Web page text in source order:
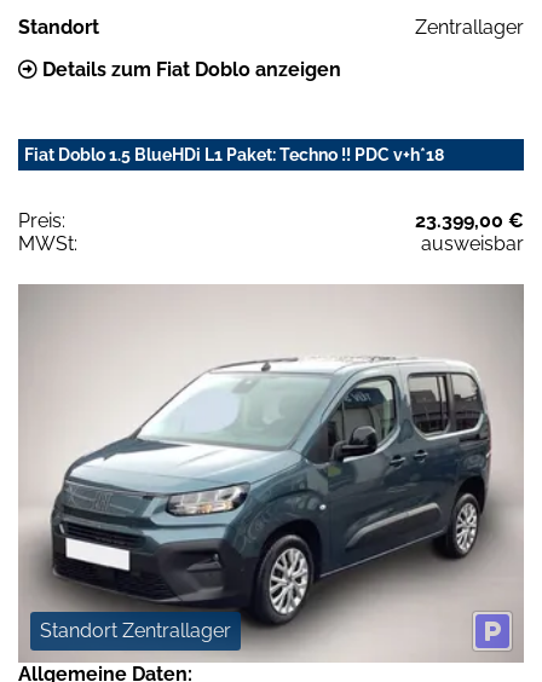
Standort
Zentrallager
Details zum Fiat Doblo anzeigen
Fiat Doblo 1.5 BlueHDi L1 Paket: Techno !! PDC v+h*18
Preis:
23.399,00 €
MWSt:
ausweisbar
Standort Zentrallager
Allgemeine Daten: